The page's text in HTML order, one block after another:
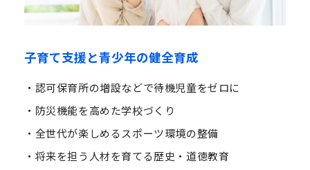
子育て支援と青少年の健全育成
・認可保育所の増設などで待機児童をゼロに
・防災機能を高めた学校づくり
・全世代が楽しめるスポーツ環境の整備
・将来を担う人材を育てる歴史・道徳教育